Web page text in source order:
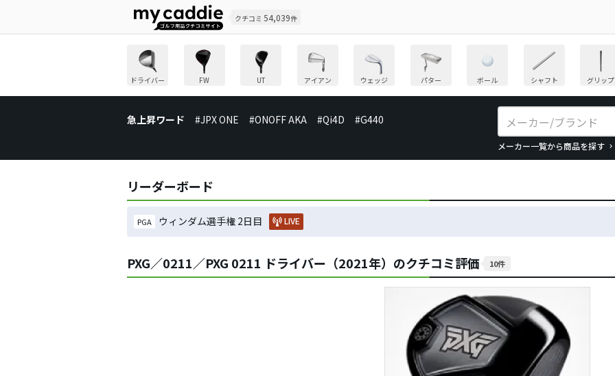
クチコミ 54,039件
ドライバー FW UT アイアン ウェッジ パター ボール シャフト グリップ
急上昇ワード #JPX ONE #ONOFF AKA #Qi4D #G440
メーカー一覧から商品を探す
リーダーボード
PGA ウィンダム選手権 2日目 LIVE
PXG／0211／PXG 0211 ドライバー（2021年）のクチコミ評価 10件